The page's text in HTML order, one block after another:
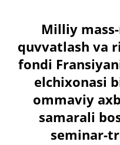
Milliy
quvvatlash va
fondi
elchixonasi
ommaviy
samarali
seminar-